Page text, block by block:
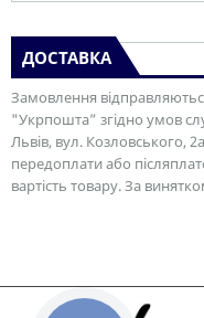
ДОСТАВКА
Замовлення
"Укрпошта” згідно умов
Львів, вул. Козловського,
передоплати або
вартість товару. За